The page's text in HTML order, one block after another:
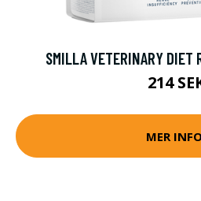
SMILLA VETERINARY DIET
214
MER